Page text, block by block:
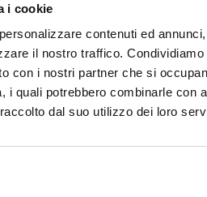
i cookie
contenuti ed
il nostro traffico.
con i nostri partner che si
i quali potrebbero combinarle con
dal suo utilizzo dei loro